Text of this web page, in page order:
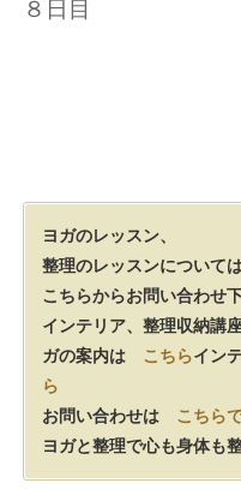
８日目
ヨガのレッスン、
整理のレッスンについて
こちらからお問い合わせ
インテリア、整理収納講
ガの案内は こちらイン
ら
お問い合わせは こちら
ヨガと整理で心も身体も